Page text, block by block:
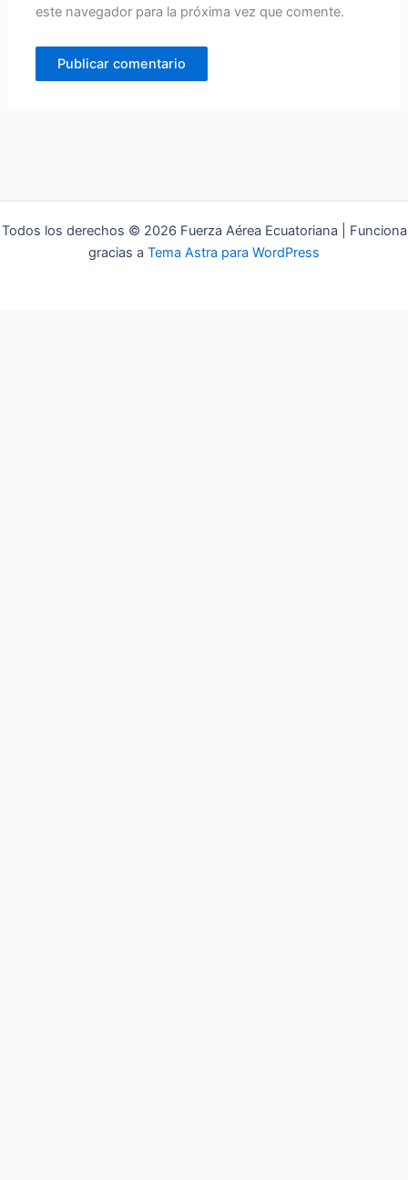
este navegador para la próxima vez que comente.
Todos los derechos © 2026 Fuerza Aérea Ecuatoriana | Funciona
gracias a Tema Astra para WordPress